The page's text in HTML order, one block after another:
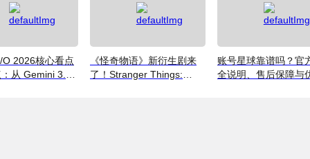
2026核心看点
从 Gemini 3.5
《怪奇物语》新衍生剧来
了！Stranger Things:
账号星球靠谱吗？官
全说明、售后保障与